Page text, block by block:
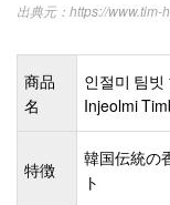
https://www.tim-
商品
名
인절미 팀빗
Injeolmi
特徴
韓国伝統の
ト